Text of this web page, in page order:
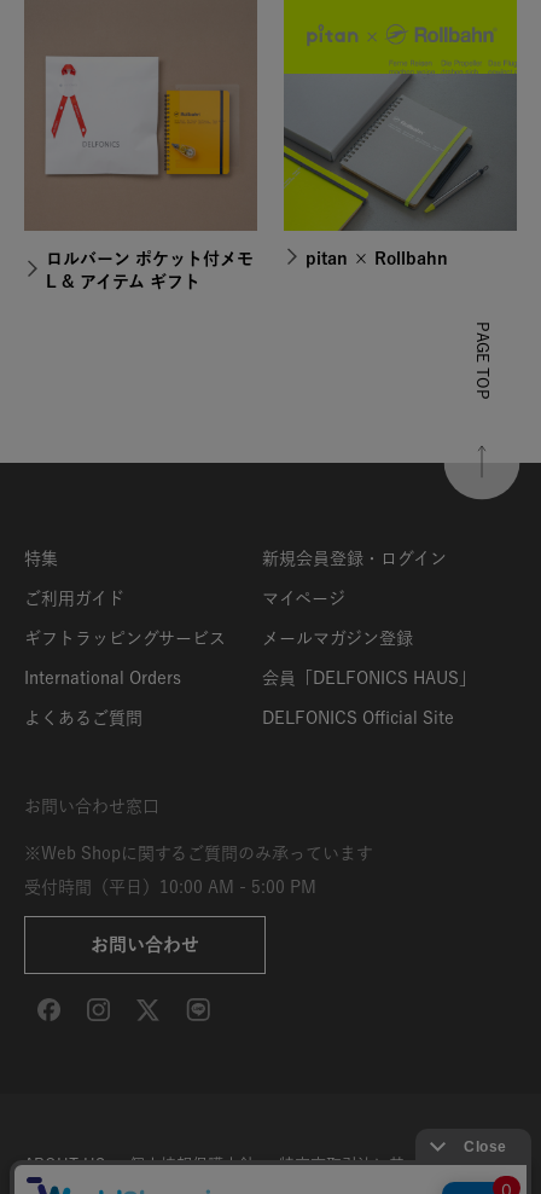
ロルバーン ポケット付メモ
L & アイテム ギフト
pitan × Rollbahn
PAGE TOP
特集
ご利用ガイド
ギフトラッピングサービス
International Orders
よくあるご質問
新規会員登録・ログイン
マイページ
メールマガジン登録
会員「DELFONICS HAUS」
DELFONICS Official Site
お問い合わせ窓口
※Web Shopに関するご質問のみ承っています
受付時間（平日）10:00 AM - 5:00 PM
お問い合わせ
ABOUT US 個人情報保護方針 特定商取引法に基づく表示